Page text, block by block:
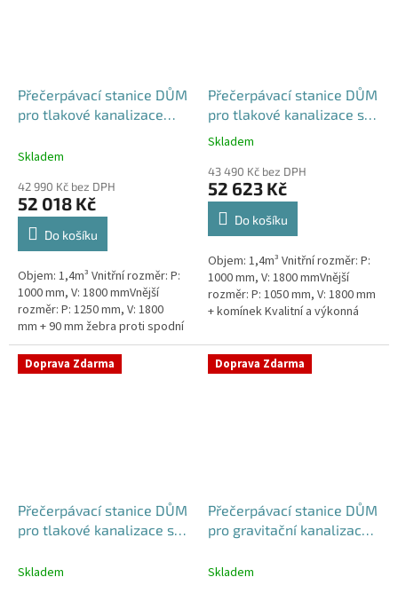
Přečerpávací stanice DŮM
pro tlakové kanalizace
1,4m3
Skladem
42 990 Kč bez DPH
52 018 Kč
Do košíku
Objem: 1,4m³ Vnitřní rozměr: P:
1000 mm, V: 1800 mmVnější
rozměr: P: 1250 mm, V: 1800
mm + 90 mm žebra proti spodní
vodě + komínek Kvalitní a
výkonná přečerpávací stanice
k...
Přečerpávací stanice DŮM
pro tlakové kanalizace se
zdvojeným řezákem
Průměrné
produktu
je
5,0
hvězdiček.
Skladem
43 490 Kč bez DPH
52 623 Kč
Do košíku
Objem: 1,4m³ Vnitřní rozměr: P:
1000 mm, V: 1800 mmVnější
rozměr: P: 1050 mm, V: 1800 mm
+ komínek Kvalitní a výkonná
rodinným domům,
provozovnám,...
Doprava Zdarma
Přečerpávací stanice DŮM
pro tlakové kanalizace se
dvouplášťová - nádrž
Skladem
Doprava Zdarma
Přečerpávací stanice DŮM
pro gravitační kanalizace
1,4m3
Skladem